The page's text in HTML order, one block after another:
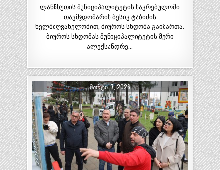
ლანჩხუთის მუნიციპალიტეტის საკრებულოში
თავმჯდომარის ბესიკ ტაბიძის
ხელმძღვანელობით, ბიუროს სხდომა გაიმართა.
ბიუროს სხდომას მუნიციპალიტეტის მერი
ალექსანდრე…
ᲛᲐᲠᲢᲘ 17, 2026